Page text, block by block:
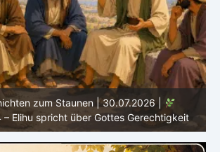
zum Staunen | 30.07.2026 |
– Elihu spricht über Gottes Gerechtigkeit